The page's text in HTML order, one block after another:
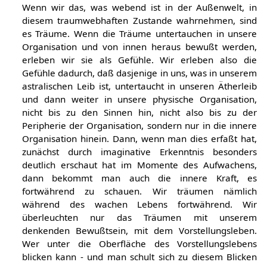
Wenn wir das, was webend ist in der Außenwelt, in
diesem traumwebhaften Zustande wahrnehmen, sind
es Träume. Wenn die Träume untertauchen in unsere
Organisation und von innen heraus bewußt werden,
erleben wir sie als Gefühle. Wir erleben also die
Gefühle dadurch, daß dasjenige in uns, was in unserem
astralischen Leib ist, untertaucht in unseren Ätherleib
und dann weiter in unsere physische Organisation,
nicht bis zu den Sinnen hin, nicht also bis zu der
Peripherie der Organisation, sondern nur in die innere
Organisation hinein. Dann, wenn man dies erfaßt hat,
zunächst durch imaginative Erkenntnis besonders
deutlich erschaut hat im Momente des Aufwachens,
dann bekommt man auch die innere Kraft, es
fortwährend zu schauen. Wir träumen nämlich
während des wachen Lebens fortwährend. Wir
überleuchten nur das Träumen mit unserem
denkenden Bewußtsein, mit dem Vorstellungsleben.
Wer unter die Oberfläche des Vorstellungslebens
blicken kann - und man schult sich zu diesem Blicken